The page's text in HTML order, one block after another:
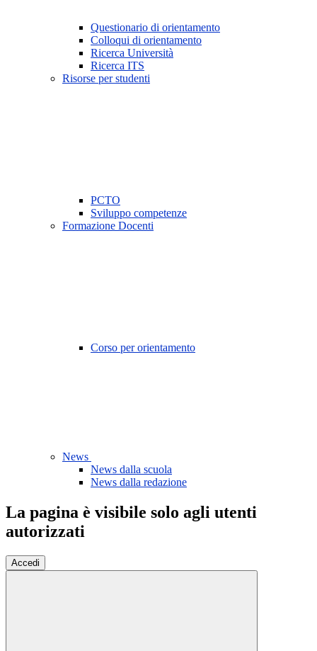
Questionario di orientamento
Colloqui di orientamento
Ricerca Università
Ricerca ITS
Risorse per studenti
PCTO
Sviluppo competenze
Formazione Docenti
Corso per orientamento
News
News dalla scuola
News dalla redazione
La pagina è visibile solo agli utenti
autorizzati
Accedi